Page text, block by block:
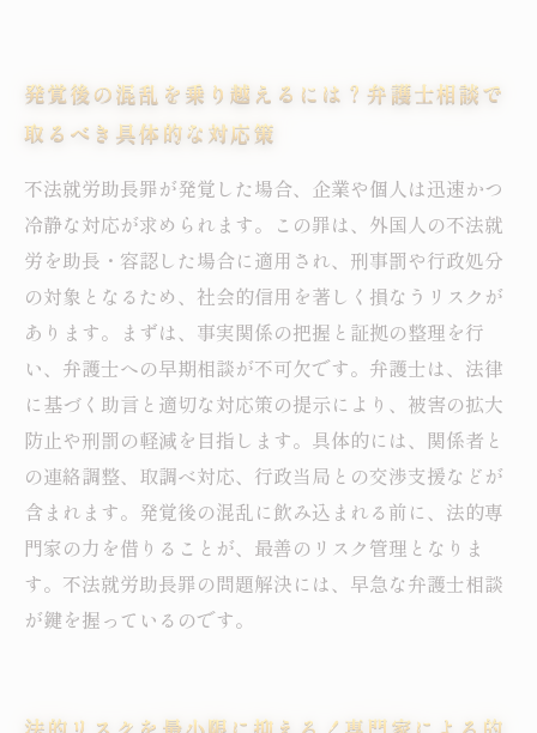
発覚後の混乱を乗り越えるには？弁護士相談で
取るべき具体的な対応策
不法就労助長罪が発覚した場合、企業や個人は迅速かつ
冷静な対応が求められます。この罪は、外国人の不法就
労を助長・容認した場合に適用され、刑事罰や行政処分
の対象となるため、社会的信用を著しく損なうリスクが
あります。まずは、事実関係の把握と証拠の整理を行
い、弁護士への早期相談が不可欠です。弁護士は、法律
に基づく助言と適切な対応策の提示により、被害の拡大
防止や刑罰の軽減を目指します。具体的には、関係者と
の連絡調整、取調べ対応、行政当局との交渉支援などが
含まれます。発覚後の混乱に飲み込まれる前に、法的専
門家の力を借りることが、最善のリスク管理となりま
す。不法就労助長罪の問題解決には、早急な弁護士相談
が鍵を握っているのです。